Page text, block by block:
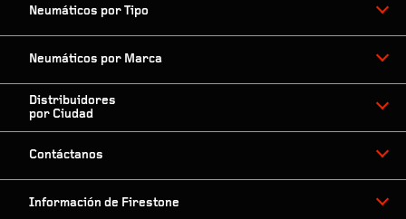
Neumáticos por Tipo
Neumáticos por Marca
Distribuidores
por Ciudad
Contáctanos
Información de Firestone